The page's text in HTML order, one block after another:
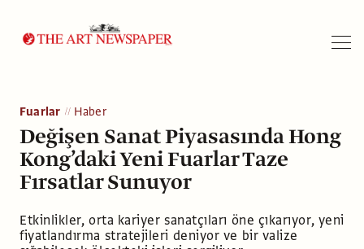
Fuarlar Haber
Değişen Sanat Piyasasında Hong
Kong’daki Yeni Fuarlar Taze
Fırsatlar Sunuyor
Etkinlikler, orta kariyer sanatçıları öne çıkarıyor, yeni
fiyatlandırma stratejileri deniyor ve bir valize